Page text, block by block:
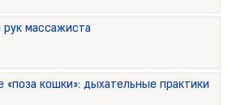
рук массажиста
«поза кошки»: дыхательные практики